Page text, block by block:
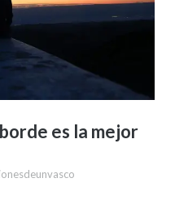
es la mejor